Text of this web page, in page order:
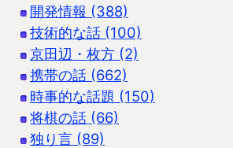
開発情報 (388)
技術的な話 (100)
京田辺・枚方 (2)
携帯の話 (662)
時事的な話題 (150)
将棋の話 (66)
独り言 (89)